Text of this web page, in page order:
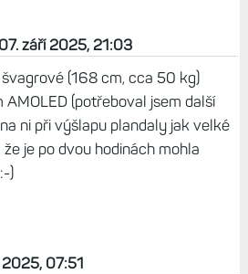
září 2025, 21:03
(168 cm, cca 50 kg)
(potřeboval jsem další
ni při výšlapu plandaly jak velké
je po dvou hodinách mohla
)
07:51